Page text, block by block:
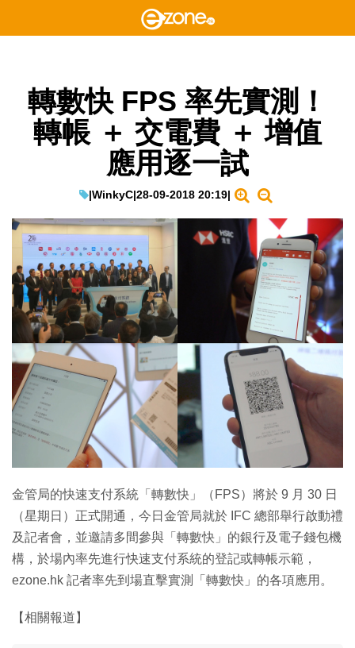
轉數快 FPS 率先實測！
轉帳 ＋ 交電費 ＋ 增值
應用逐一試
|WinkyC|28-09-2018 20:19|
金管局的快速支付系統「轉數快」（FPS）將於 9 月 30 日
（星期日）正式開通，今日金管局就於 IFC 總部舉行啟動禮
及記者會，並邀請多間參與「轉數快」的銀行及電子錢包機
構，於場內率先進行快速支付系統的登記或轉帳示範，
ezone.hk 記者率先到場直擊實測「轉數快」的各項應用。
【相關報道】